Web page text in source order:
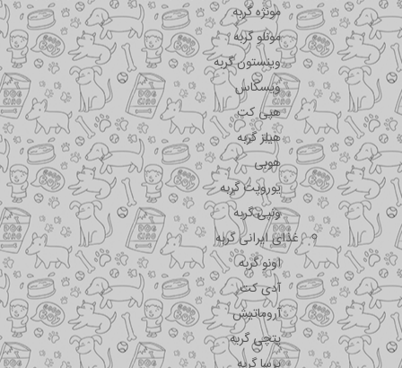
مونژه گربه
مونلو گربه
وینستون گربه
ویسکاس
هپی کت
هیلز گربه
هوبی
یوروپت گربه
ونپی گربه
غذای ایرانی گربه
اونو گربه
آدی کت
آروماتیش
پتچی گربه